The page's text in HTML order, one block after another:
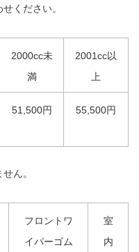
ください。
2000cc未
満
2001cc以
上
51,500円 55,500円
ん。
フロントワ
イパーゴム
室
内